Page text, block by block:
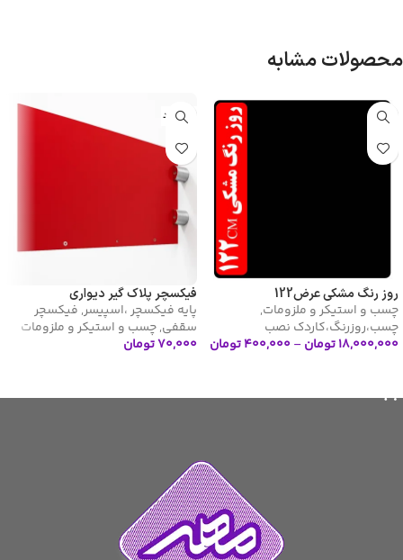
محصولات مشابه
روز رنگ مشکی عرض122
چسب و استیکر و ملزومات,
چسب،روزرنگ،کاردک نصب
۱۸,۰۰۰,۰۰۰تومان–۴۰۰,۰۰۰تومان
ناموجود
فیکسچر پلاک گیر دیواری
پایه فیکسچر ،اسپیسر, فیکسچر
سقفی,چسب و استیکر و ملزومات
۷۰,۰۰۰تومان